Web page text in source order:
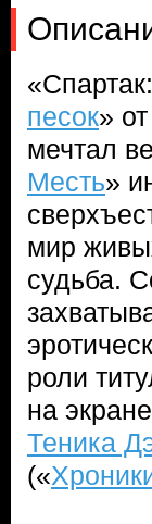
песок»
мечтал
Месть»
мир
судьба.
роли
на
Теника
(«